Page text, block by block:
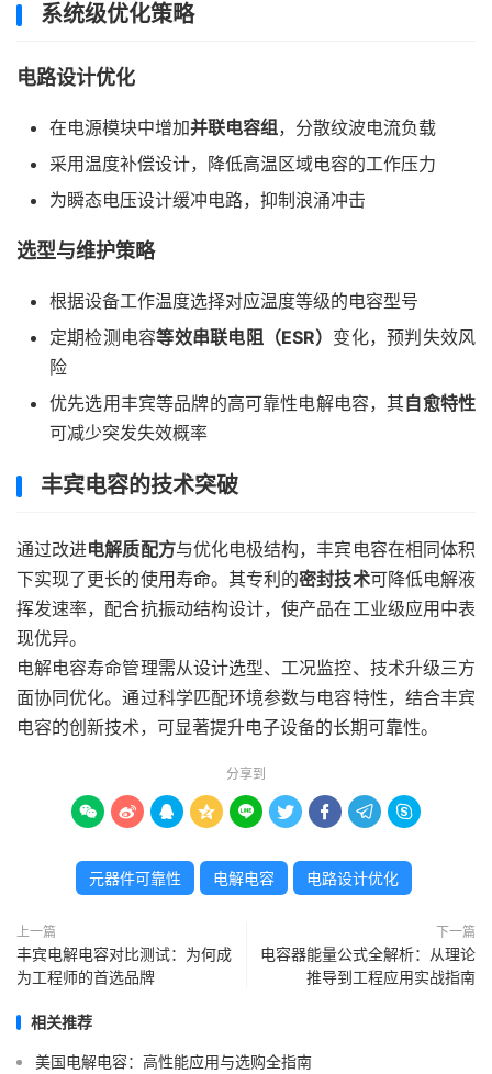
系统级优化策略
电路设计优化
在电源模块中增加并联电容组，分散纹波电流负载
采用温度补偿设计，降低高温区域电容的工作压力
为瞬态电压设计缓冲电路，抑制浪涌冲击
选型与维护策略
根据设备工作温度选择对应温度等级的电容型号
定期检测电容等效串联电阻（ESR） 变化，预判失效风
险
优先选用丰宾等品牌的高可靠性电解电容，其自愈特性
可减少突发失效概率
丰宾电容的技术突破
通过改进电解质配方与优化电极结构，丰宾电容在相同体积
下实现了更长的使用寿命。其专利的密封技术可降低电解液
挥发速率，配合抗振动结构设计，使产品在工业级应用中表
现优异。
电解电容寿命管理需从设计选型、工况监控、技术升级三方
面协同优化。通过科学匹配环境参数与电容特性，结合丰宾
电容的创新技术，可显著提升电子设备的长期可靠性。
分享到
        
元器件可靠性 电解电容 电路设计优化
上一篇
丰宾电解电容对比测试：为何成
为工程师的首选品牌
下一篇
电容器能量公式全解析：从理论
推导到工程应用实战指南
相关推荐
美国电解电容：高性能应用与选购全指南